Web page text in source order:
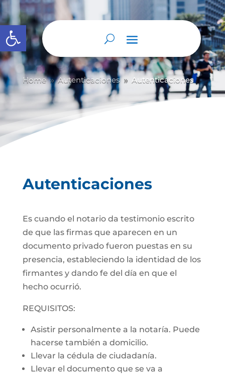
Abrir barra de herramientas
Home 9 Autenticaciones 9 Autenticaciones
Autenticaciones
Es cuando el notario da testimonio escrito
de que las firmas que aparecen en un
documento privado fueron puestas en su
presencia, estableciendo la identidad de los
firmantes y dando fe del día en que el
hecho ocurrió.
REQUISITOS:
Asistir personalmente a la notaría. Puede
hacerse también a domicilio.
Llevar la cédula de ciudadanía.
Llevar el documento que se va a